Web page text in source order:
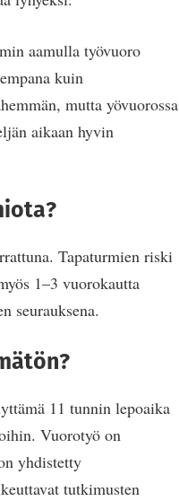
aamulla työvuoro
kuin
mutta yövuorossa
aikaan hyvin
Tapaturmien riski
1–3 vuorokautta
seurauksena.
11 tunnin lepoaika
Vuorotyö on
yhdistetty
tutkimusten